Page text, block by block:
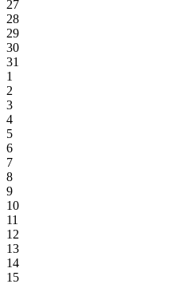
27
28
29
30
31
1
2
3
4
5
6
7
8
9
10
11
12
13
14
15